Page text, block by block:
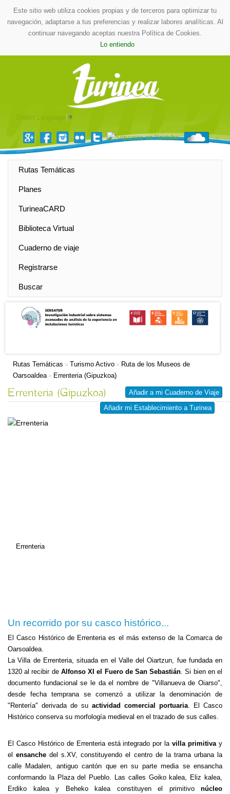
Este sitio web utiliza cookies propias y de terceros para optimizar tu
navegación, adaptarse a tus preferencias y realizar labores analíticas. Al
continuar navegando aceptas nuestra Política de Cookies.
Lo entiendo
▼
Rutas Temáticas
Planes
TurineaCARD
Biblioteca Virtual
Cuaderno de viaje
Registrarse
Buscar
Rutas Temáticas » Turismo Activo » Ruta de los Museos de
Oarsoaldea» Errenteria (Gipuzkoa)
Añadir a mi Cuaderno de Viaje
Añadir mi Establecimiento a Turinea
Errenteria (Gipuzkoa)
Errenteria
Un recorrido por su casco histórico...
El Casco Histórico de Errenteria es el más extenso de la Comarca de
Oarsoaldea.
La Villa de Errenteria, situada en el Valle del Oiartzun, fue fundada en
1320 al recibir de Alfonso XI el Fuero de San Sebastián. Si bien en el
documento fundacional se le da el nombre de "Villanueva de Oiarso",
desde fecha temprana se comenzó a utilizar la denominación de
"Rentería" derivada de su actividad comercial portuaria. El Casco
Histórico conserva su morfología medieval en el trazado de sus calles.
El Casco Histórico de Errenteria está integrado por lavilla primitivay
elensanche del s.XV, constituyendo el centro de la trama urbana la
calle Madalen, antiguo cantón que en su parte media se ensancha
conformando la Plaza del Pueblo. Las calles Goiko kalea, Eliz kalea,
Erdiko kalea y Beheko kalea constituyen el primitivo núcleo